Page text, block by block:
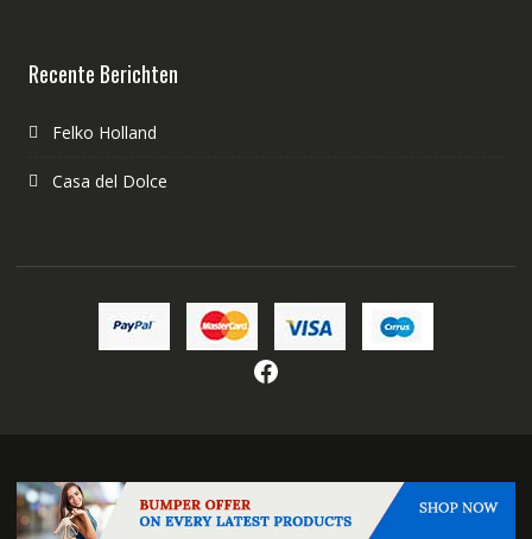
Recente Berichten
Felko Holland
Casa del Dolce
Facebook